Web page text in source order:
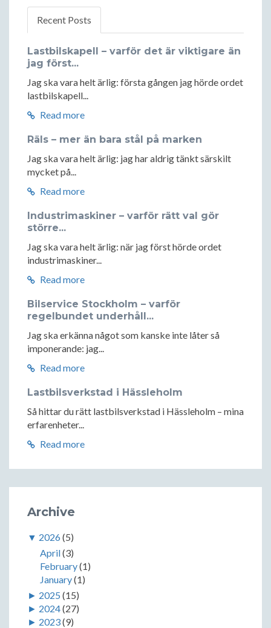
Recent Posts
Lastbilskapell – varför det är viktigare än
jag först...
Jag ska vara helt ärlig: första gången jag hörde ordet
lastbilskapell...
Read more
Räls – mer än bara stål på marken
Jag ska vara helt ärlig: jag har aldrig tänkt särskilt
mycket på...
Read more
Industrimaskiner – varför rätt val gör
större...
Jag ska vara helt ärlig: när jag först hörde ordet
industrimaskiner...
Read more
Bilservice Stockholm – varför
regelbundet underhåll...
Jag ska erkänna något som kanske inte låter så
imponerande: jag...
Read more
Lastbilsverkstad i Hässleholm
Så hittar du rätt lastbilsverkstad i Hässleholm – mina
erfarenheter...
Read more
Archive
▼ 2026(5)
April(3)
February(1)
January(1)
► 2025 (15)
► 2024(27)
► 2023(9)